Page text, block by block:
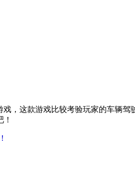
，这款游戏比较考验玩家的车辆